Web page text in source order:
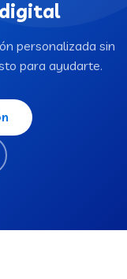
personalizada sin
para ayudarte.